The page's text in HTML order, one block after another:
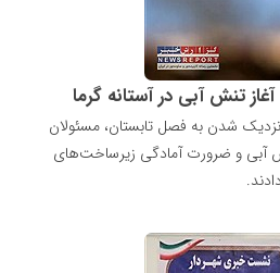
آغاز تنش آبی در آستانه گرما
شدن به فصل تابستان، مسئولان
آبی و ضرورت آمادگی زیرساخت‌های